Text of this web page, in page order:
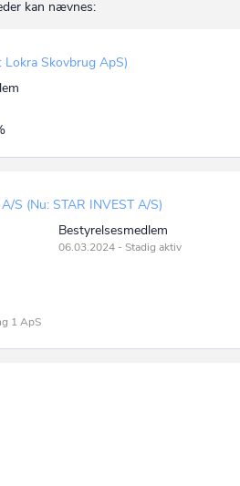
kan nævnes:
Skovbrug ApS)
S (Nu: STAR INVEST A/S)
Bestyrelsesmedlem
06.03.2024 - Stadig aktiv
1 ApS